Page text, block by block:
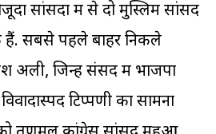
सांसदों में से दो मुस्लिम सांसद
हैं. सबसे पहले बाहर निकले
अली, जिन्हें संसद में भाजपा
टिप्पणी का सामना